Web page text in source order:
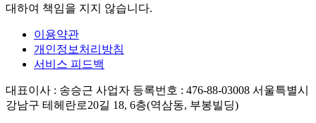
대하여 책임을 지지 않습니다.
이용약관
개인정보처리방침
서비스 피드백
대표이사 : 송승근 사업자 등록번호 : 476-88-03008 서울특별시
강남구 테헤란로20길 18, 6층(역삼동, 부봉빌딩)